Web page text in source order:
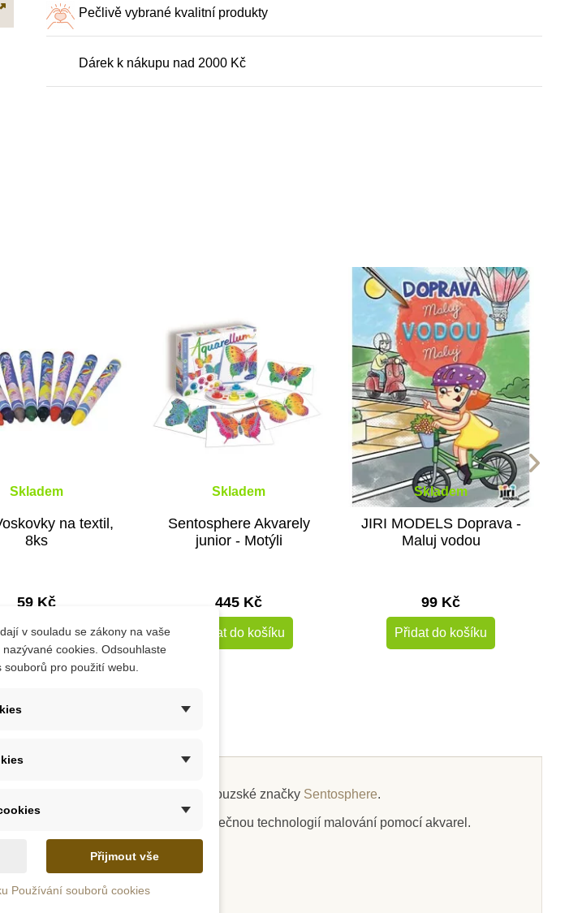
Pečlivě vybrané kvalitní produkty
Dárek k nákupu nad 2000 Kč
Skladem
na textil,
8ks
59 Kč
do košíku
Skladem
Sentosphere Akvarely
junior - Motýli
445 Kč
Přidat do košíku
Skladem
JIRI MODELS Doprava -
Maluj vodou
99 Kč
Přidat do košíku
Skladem
, pocházející z dílny francouzské značky Sentosphere.
dokonalé harmonie barev a jedinečnou technologií malování pomocí akvarel.
v souladu se zákony na vaše
cookies. Odsouhlaste
pro použití webu.
Přijmout vše
Používání souborů cookies